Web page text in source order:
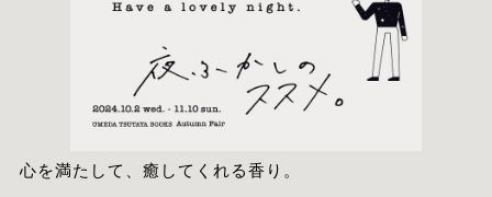
心を満たして、癒してくれる香り。